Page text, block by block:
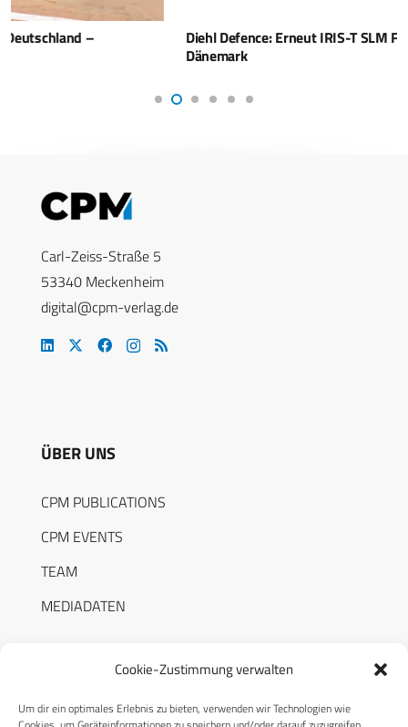
Cookie-Zustimmung verwalten
Um dir ein optimales Erlebnis zu bieten, verwenden wir Technologien wie
Diehl Defence: Erneut IRIS-T SLM Feuereinheiten für
Carl-Zeiss-Straße 5
53340 Meckenheim
digital@cpm-verlag.de
ÜBER UNS
CPM PUBLICATIONS
CPM EVENTS
TEAM
MEDIADATEN
RECHTLICHES